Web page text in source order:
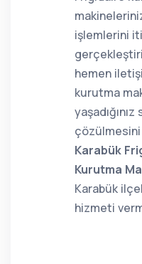
işlemlerini
hemen
kurutma
yaşadığınız
Karabük
Kurutma
Karabük
hizmeti